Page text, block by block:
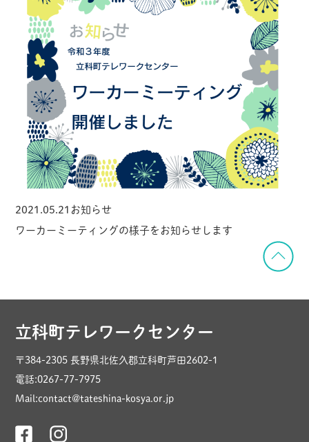
2021.05.21 お知らせ
ワーカーミーティングの様子をお知らせします
立科町テレワークセンター
〒384-2305 長野県北佐久郡立科町芦田2602-1
電話:0267-77-7975
Mail:contact@tateshina-kosya.or.jp